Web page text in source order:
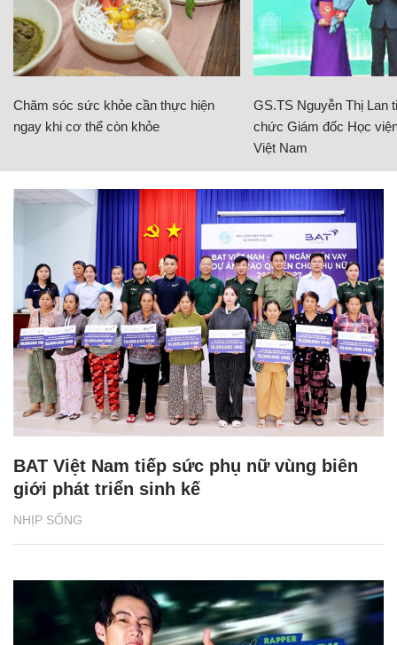
Chăm sóc sức khỏe cần thực hiện
ngay khi cơ thể còn khỏe
GS.TS Nguyễn Thị Lan
chức Giám đốc Học
Việt Nam
NHỊP SỐNG
BAT Việt Nam tiếp sức phụ nữ vùng biên
giới phát triển sinh kế